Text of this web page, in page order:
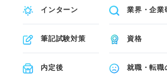
インターン 業界・企業
筆記試験対策 資格
内定後 就職・転職